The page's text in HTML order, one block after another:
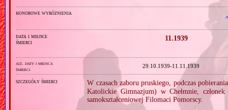
honorowe wyróżnienia
data i miejsce
śmierci
11.1939
alt. daty i miejsca
śmierci
29.10.1939‑11.11.1939
szczegóły śmierci
W czasach zaboru pruskiego, podczas
Katolickie Gimnazjum) w Chełmnie,
samokształceniowej Filomaci Pomorscy.